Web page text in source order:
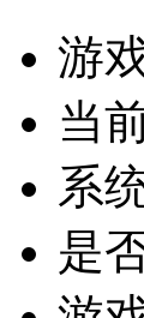
游
当
系
是